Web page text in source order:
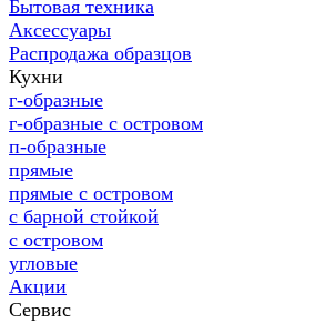
Бытовая техника
Аксессуары
Распродажа образцов
Кухни
г-образные
г-образные с островом
п-образные
прямые
прямые с островом
с барной стойкой
с островом
угловые
Акции
Сервис